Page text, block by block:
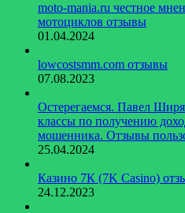
moto-mania.ru честное
мотоциклов отзывы
01.04.2024
lowcostsmm.com отзывы
07.08.2023
Остерегаемся. Павел
классы по получению
мошенника. Отзывы
25.04.2024
Казино 7К (7K Casino)
24.12.2023